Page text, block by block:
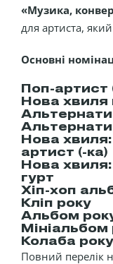
«Музика,
для артиста,
Основні
Поп-артист
Нова хвиля
Нова
артист (-ка)
Нова
гурт
Хіп-хоп
Кліп року
Альбом
Мініальбом
Колаба року
Повний перелік